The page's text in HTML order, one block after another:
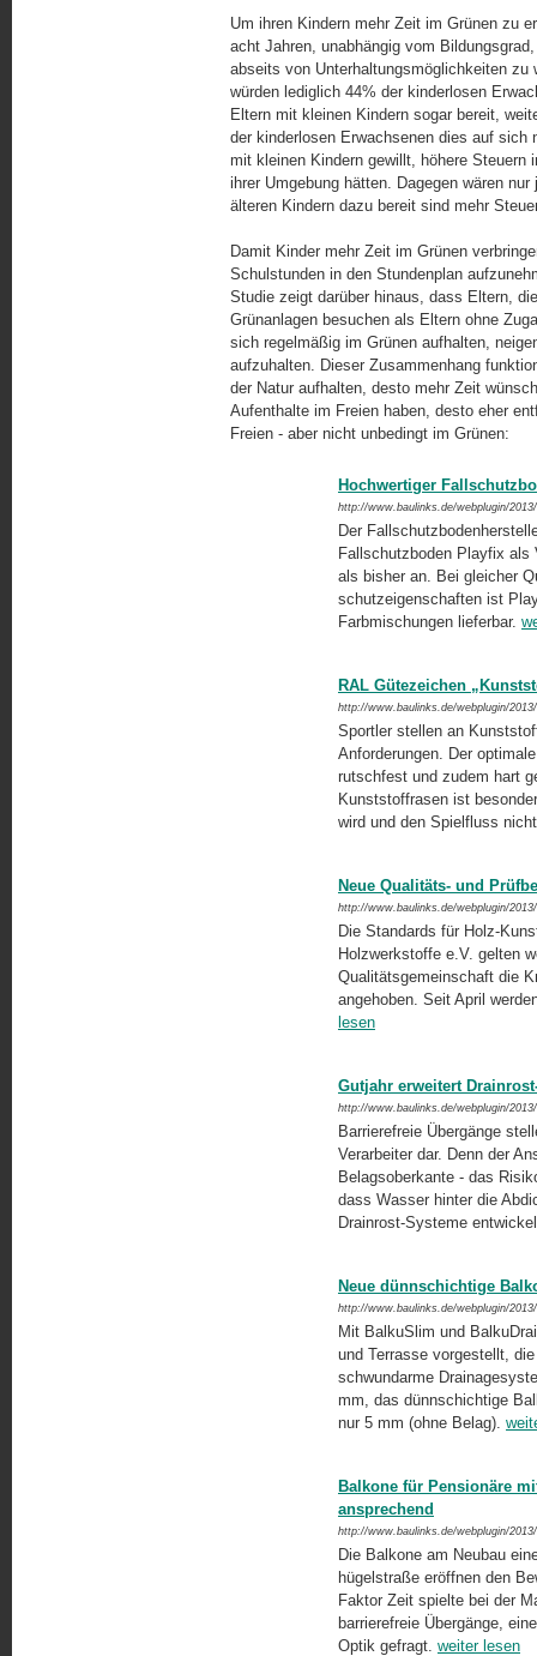
Um ihren Kindern mehr Zeit im Grünen zu
acht Jahren, unabhängig vom
abseits von Unterhaltungsmöglichkeiten
würden lediglich 44% der kinderlosen
Eltern mit kleinen Kindern sogar bereit,
der kinderlosen Erwachsenen dies auf sich
mit kleinen Kindern gewillt, höhere Steuern
ihrer Umgebung hätten. Dagegen wären
älteren Kindern dazu bereit sind mehr
Damit Kinder mehr Zeit im Grünen
Schulstunden in den Stundenplan
Studie zeigt darüber hinaus, dass Eltern,
Grünanlagen besuchen als Eltern ohne
sich regelmäßig im Grünen aufhalten,
aufzuhalten. Dieser Zusammenhang
der Natur aufhalten, desto mehr Zeit
Aufenthalte im Freien haben, desto eher
Freien - aber nicht unbedingt im Grünen:
Hochwertiger
http://www.baulinks.de/webplugin/
Der
Fallschutzboden Playfix
als bisher an. Bei gleicher
schutzeigenschaften ist
Farbmischungen lieferbar.
RAL Gütezeichen
http://www.baulinks.de/webplugin/
Sportler stellen an
Anforderungen. Der
rutschfest und zudem hart
Kunststoffrasen ist
wird und den Spielfluss
Neue Qualitäts- und
http://www.baulinks.de/webplugin/
Die Standards für Holz-
Holzwerkstoffe e.V. gelten
Qualitätsgemeinschaft die
angehoben. Seit April
lesen
Gutjahr erweitert
http://www.baulinks.de/webplugin/
Barrierefreie Übergänge
Verarbeiter dar. Denn der
Belagsoberkante - das
dass Wasser hinter die
Drainrost-Systeme
Neue dünnschichtige
http://www.baulinks.de/webplugin/
Mit BalkuSlim und
und Terrasse vorgestellt,
schwundarme
mm, das dünnschichtige
nur 5 mm (ohne Belag).
Balkone für Pensionäre
ansprechend
http://www.baulinks.de/webplugin/
Die Balkone am Neubau
hügelstraße eröffnen den
Faktor Zeit spielte bei der
barrierefreie Übergänge,
Optik gefragt. weiter lesen